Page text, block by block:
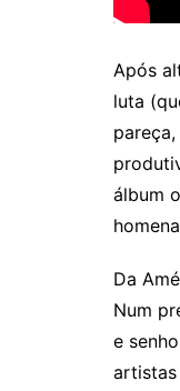
Após
luta
álbum
Da
Num
e
artistas